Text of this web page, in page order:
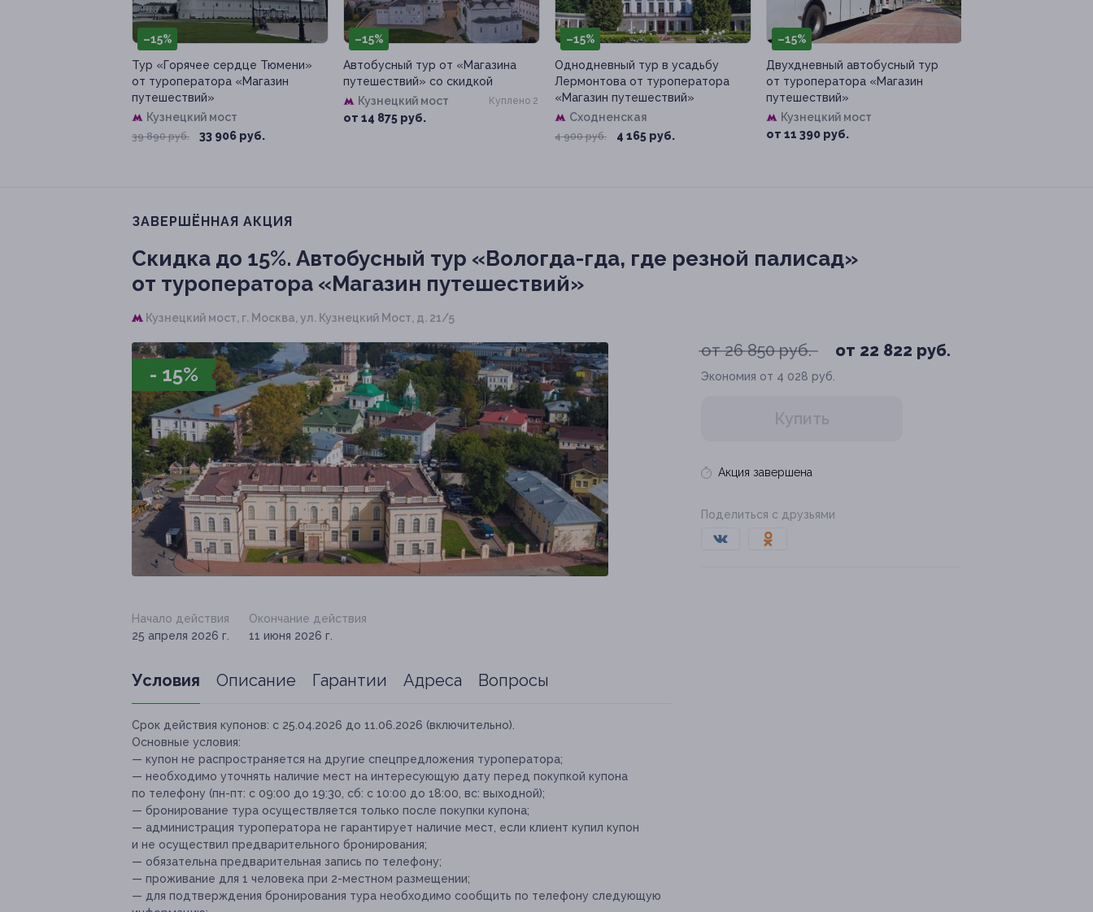
–15%
Тур «Горячее сердце Тюмени»
от туроператора «Магазин
путешествий»
Кузнецкий мост
39 890 руб. 33 906 руб.
–15%
Автобусный тур от «Магазина
путешествий» со скидкой
Кузнецкий мост
от 14 875 руб.
Куплено 2
–15%
Однодневный тур в усадьбу
Лермонтова от туроператора
«Магазин путешествий»
Сходненская
4 900 руб. 4 165 руб.
–15%
Двухдневный автобусный тур
от туроператора «Магазин
путешествий»
Кузнецкий мост
от 11 390 руб.
ЗАВЕРШЁННАЯ АКЦИЯ
Скидка до 15%. Автобусный тур «Вологда-гда, где резной палисад»
от туроператора «Магазин путешествий»
Кузнецкий мост, г. Москва, ул. Кузнецкий Мост, д. 21/5
- 15%
от 26 850 руб. от 22 822 руб.
Экономия от 4 028 руб.
Купить
Акция завершена
Поделиться с друзьями
Начало действия
25 апреля 2026 г.
Окончание действия
11 июня 2026 г.
Условия Описание Гарантии Адреса Вопросы
Срок действия купонов: с 25.04.2026 до 11.06.2026 (включительно).
Основные условия:
— купон не распространяется на другие спецпредложения туроператора;
— необходимо уточнять наличие мест на интересующую дату перед покупкой купона
по телефону (пн-пт: с 09:00 до 19:30, сб: с 10:00 до 18:00, вс: выходной);
— бронирование тура осуществляется только после покупки купона;
— администрация туроператора не гарантирует наличие мест, если клиент купил купон
и не осуществил предварительного бронирования;
— обязательна предварительная запись по телефону;
— проживание для 1 человека при 2-местном размещении;
— для подтверждения бронирования тура необходимо сообщить по телефону следующую